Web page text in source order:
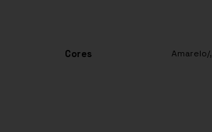
Cores Amarelo/,